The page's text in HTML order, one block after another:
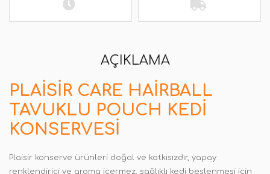
AÇIKLAMA
PLAISIR CARE HAIRBALL
TAVUKLU POUCH KEDI
KONSERVESI
Plaisir konserve ürünleri doğal ve katkısızdır, yapay
renklendirici ve aroma içermez, sağlıklı kedi beslenmesi için